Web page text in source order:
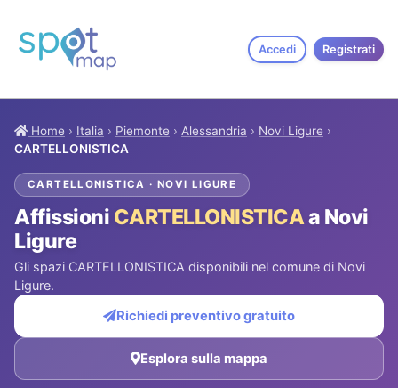
Accedi Registrati
Home › Italia › Piemonte › Alessandria › Novi Ligure ›
CARTELLONISTICA
CARTELLONISTICA · NOVI LIGURE
Affissioni CARTELLONISTICAa Novi
Ligure
Gli spazi CARTELLONISTICA disponibili nel comune di Novi
Ligure.
Richiedi preventivo gratuito
Esplora sulla mappa